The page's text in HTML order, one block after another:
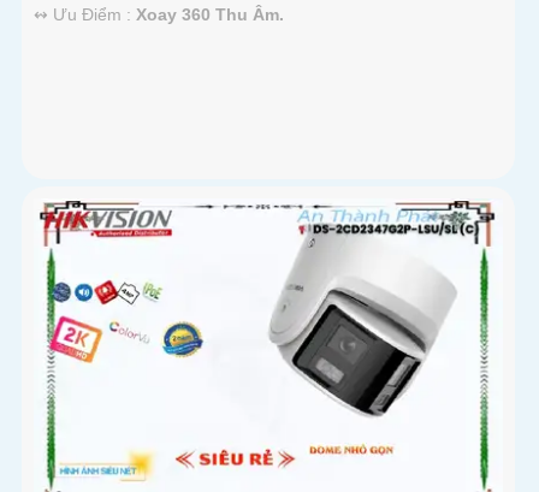
️↭ Ưu Điểm : Xoay 360 Thu Âm.